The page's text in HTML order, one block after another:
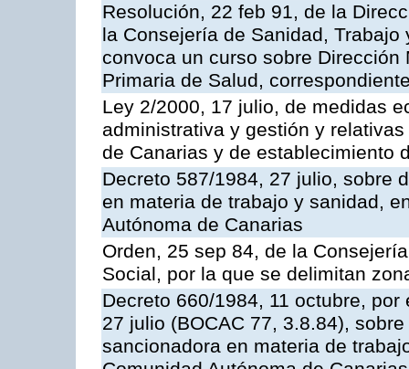
Resolución, 22 feb 91, de la
la Consejería de Sanidad,
convoca un curso sobre
Primaria de Salud,
Ley 2/2000, 17 julio, de medidas
administrativa y gestión y
de Canarias y de establecimiento
Decreto 587/1984, 27 julio, sobre
en materia de trabajo y sanidad,
Autónoma de Canarias
Orden, 25 sep 84, de la
Social, por la que se delimitan
Decreto 660/1984, 11 octubre,
27 julio (BOCAC 77, 3.8.84),
sancionadora en materia de